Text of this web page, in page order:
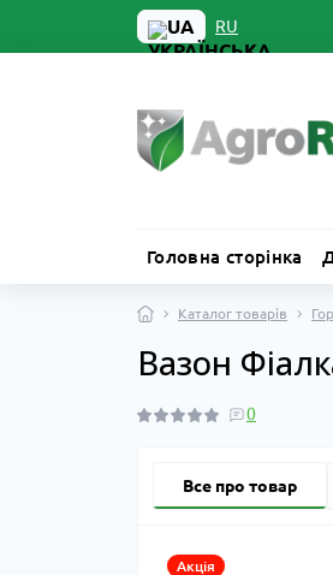
UA RU
Головна сторінка
Каталог товарів
Вазон
0
Все про товар
Акція